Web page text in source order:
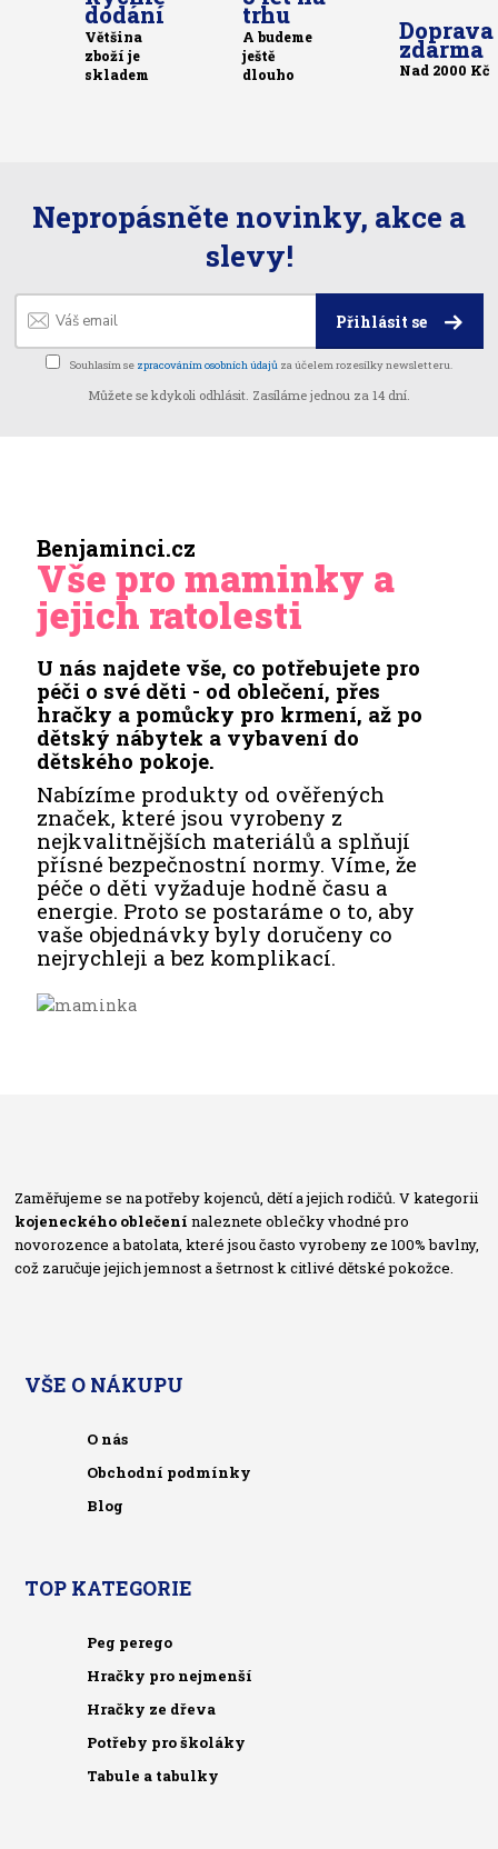
dodání
Většina
zboží je
skladem
trhu
A budeme
ještě
dlouho
Doprava
zdarma
Nad 2000 Kč
Nepropásněte novinky, akce a
slevy!
Přihlásit se
Souhlasím se zpracováním osobních údajů za účelem rozesílky newsletteru.
Můžete se kdykoli odhlásit. Zasíláme jednou za 14 dní.
Benjaminci.cz
Vše pro maminky a
jejich ratolesti
U nás najdete vše, co potřebujete pro
péči o své děti - od oblečení, přes
hračky a pomůcky pro krmení, až po
dětský nábytek a vybavení do
dětského pokoje.
Nabízíme produkty od ověřených
značek, které jsou vyrobeny z
nejkvalitnějších materiálů a splňují
přísné bezpečnostní normy. Víme, že
péče o děti vyžaduje hodně času a
energie. Proto se postaráme o to, aby
vaše objednávky byly doručeny co
nejrychleji a bez komplikací.
Zaměřujeme se na potřeby kojenců, dětí a jejich rodičů. V kategorii
kojeneckého oblečení naleznete oblečky vhodné pro
novorozence a batolata, které jsou často vyrobeny ze 100% bavlny,
což zaručuje jejich jemnost a šetrnost k citlivé dětské pokožce.
VŠE O NÁKUPU
O nás
Obchodní podmínky
Blog
TOP KATEGORIE
Peg perego
Hračky pro nejmenší
Hračky ze dřeva
Potřeby pro školáky
Tabule a tabulky